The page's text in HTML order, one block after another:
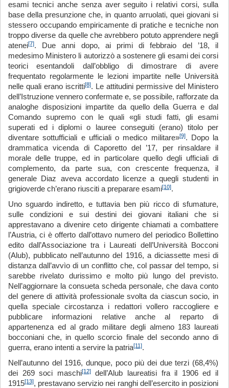
esami tecnici anche senza aver seguito i relativi corsi, sulla
base della presunzione che, in quanto arruolati, quei giovani si
stessero occupando empiricamente di pratiche e tecniche non
troppo diverse da quelle che avrebbero potuto apprendere negli
atenei[7]. Due anni dopo, ai primi di febbraio del ’18, il
medesimo Ministero li autorizzò a sostenere gli esami dei corsi
teorici esentandoli dall’obbligo di dimostrare di avere
frequentato regolarmente le lezioni impartite nelle Università
nelle quali erano iscritti[8]. Le attitudini permissive del Ministero
dell’Istruzione vennero confermate e, se possibile, rafforzate da
analoghe disposizioni impartite da quello della Guerra e dal
Comando supremo con le quali «gli studi fatti, gli esami
superati ed i diplomi o lauree conseguiti (erano) titolo per
diventare sottufficiali e ufficiali o medico militare»[9]. Dopo la
drammatica vicenda di Caporetto del ’17, per rinsaldare il
morale delle truppe, ed in particolare quello degli ufficiali di
complemento, da parte sua, con crescente frequenza, il
generale Diaz aveva accordato licenze a quegli studenti in
grigioverde ch’erano riusciti a preparare esami[10].
Uno sguardo indiretto, e tuttavia ben più ricco di sfumature,
sulle condizioni e sui destini dei giovani italiani che si
apprestavano a divenire ceto dirigente chiamati a combattere
l’Austria, ci è offerto dall’ottavo numero del periodico Bollettino
edito dall’Associazione tra i Laureati dell’Università Bocconi
(Alub), pubblicato nell’autunno del 1916, a diciassette mesi di
distanza dall’avvìo di un conflitto che, col passar del tempo, si
sarebbe rivelato durissimo e molto più lungo del previsto.
Nell’aggiornare la consueta scheda personale, che dava conto
del genere di attività professionale svolta da ciascun socio, in
quella speciale circostanza i redattori vollero raccogliere e
pubblicare informazioni relative anche al reparto di
appartenenza ed al grado militare degli almeno 183 laureati
bocconiani che, in quello scorcio finale del secondo anno di
guerra, erano intenti a servire la patria[11].
Nell’autunno del 1916, dunque, poco più dei due terzi (68,4%)
dei 269 soci maschi[12]dell’Alub laureatisi fra il 1906 ed il
1915[13], prestavano servizio nei ranghi dell’esercito in posizioni